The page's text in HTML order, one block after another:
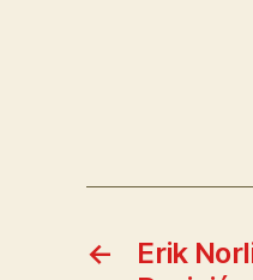
←
Erik